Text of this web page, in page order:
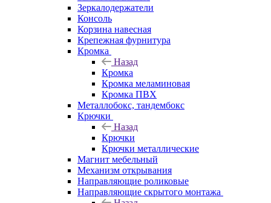
Зеркалодержатели
Консоль
Корзина навесная
Крепежная фурнитура
Кромка
Назад
Кромка
Кромка меламиновая
Кромка ПВХ
Металлобокс, тандембокс
Крючки
Назад
Крючки
Крючки металлические
Магнит мебельный
Механизм открывания
Направляющие роликовые
Направляющие скрытого монтажа